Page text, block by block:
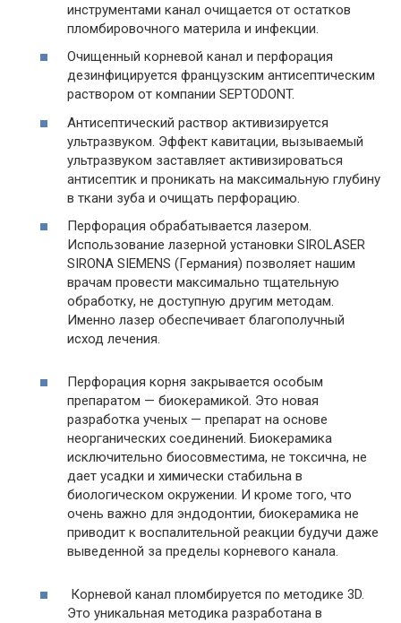
инструментами канал очищается от остатков
пломбировочного материла и инфекции.
Очищенный корневой канал и перфорация
дезинфицируется французским антисептическим
раствором от компании SEPTODONT.
Антисептический раствор активизируется
ультразвуком. Эффект кавитации, вызываемый
ультразвуком заставляет активизироваться
антисептик и проникать на максимальную глубину
в ткани зуба и очищать перфорацию.
Перфорация обрабатывается лазером.
Использование лазерной установки SIROLASER
SIRONA SIEMENS (Германия) позволяет нашим
врачам провести максимально тщательную
обработку, не доступную другим методам.
Именно лазер обеспечивает благополучный
исход лечения.
Перфорация корня закрывается особым
препаратом — биокерамикой. Это новая
разработка ученых — препарат на основе
неорганических соединений. Биокерамика
исключительно биосовместима, не токсична, не
дает усадки и химически стабильна в
биологическом окружении. И кроме того, что
очень важно для эндодонтии, биокерамика не
приводит к воспалительной реакции будучи даже
выведенной за пределы корневого канала.
Корневой канал пломбируется по методике 3D.
Это уникальная методика разработана в